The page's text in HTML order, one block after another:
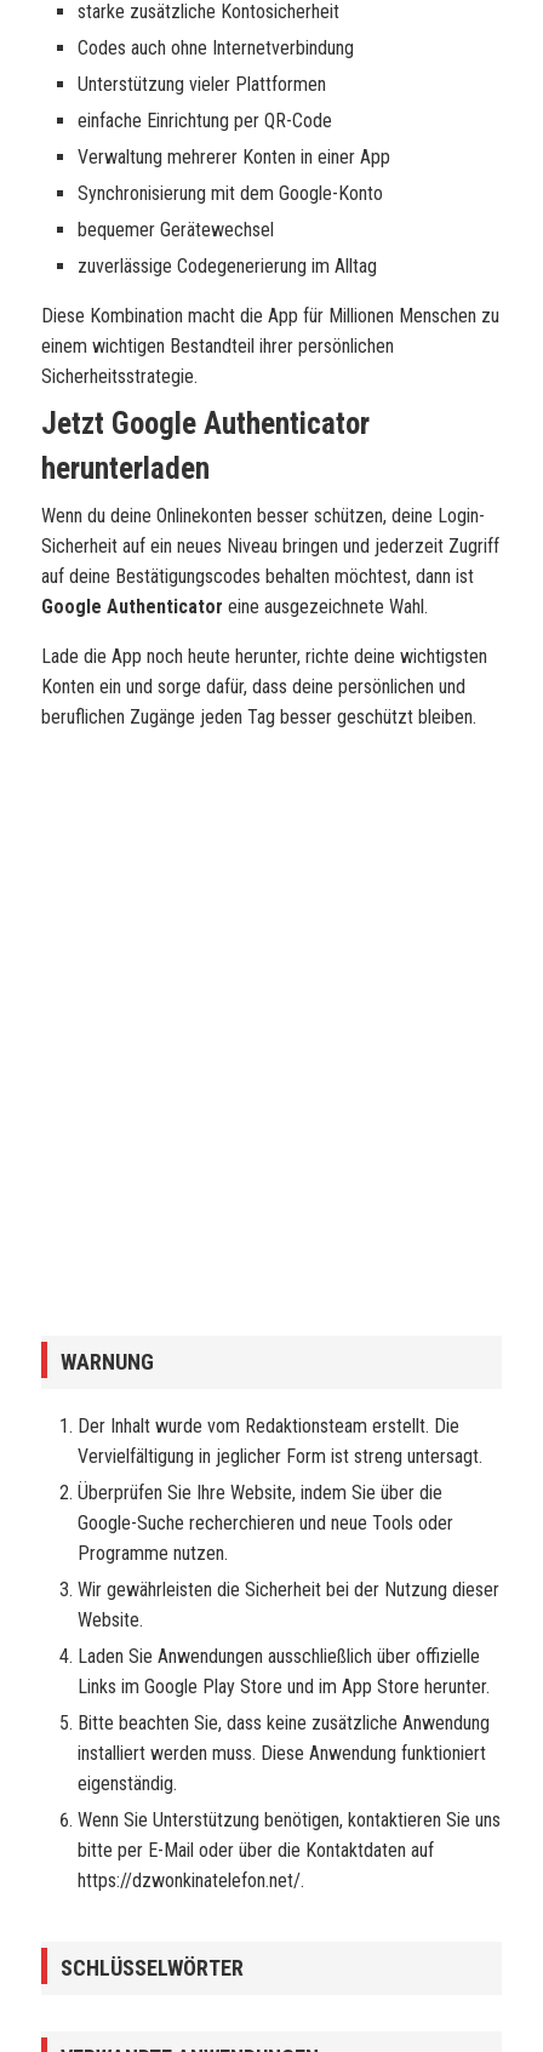
starke zusätzliche Kontosicherheit
Codes auch ohne Internetverbindung
Unterstützung vieler Plattformen
einfache Einrichtung per QR-Code
Verwaltung mehrerer Konten in einer App
Synchronisierung mit dem Google-Konto
bequemer Gerätewechsel
zuverlässige Codegenerierung im Alltag
Diese Kombination macht die App für Millionen Menschen zu
einem wichtigen Bestandteil ihrer persönlichen
Sicherheitsstrategie.
Jetzt Google Authenticator
herunterladen
Wenn du deine Onlinekonten besser schützen, deine Login-
Sicherheit auf ein neues Niveau bringen und jederzeit Zugriff
auf deine Bestätigungscodes behalten möchtest, dann ist
Google Authenticator eine ausgezeichnete Wahl.
Lade die App noch heute herunter, richte deine wichtigsten
Konten ein und sorge dafür, dass deine persönlichen und
beruflichen Zugänge jeden Tag besser geschützt bleiben.
WARNUNG
Der Inhalt wurde vom Redaktionsteam erstellt. Die
Vervielfältigung in jeglicher Form ist streng untersagt.
Überprüfen Sie Ihre Website, indem Sie über die
Google-Suche recherchieren und neue Tools oder
Programme nutzen.
Wir gewährleisten die Sicherheit bei der Nutzung dieser
Website.
Laden Sie Anwendungen ausschließlich über offizielle
Links im Google Play Store und im App Store herunter.
Bitte beachten Sie, dass keine zusätzliche Anwendung
installiert werden muss. Diese Anwendung funktioniert
eigenständig.
Wenn Sie Unterstützung benötigen, kontaktieren Sie uns
bitte per E-Mail oder über die Kontaktdaten auf
https://dzwonkinatelefon.net/.
SCHLÜSSELWÖRTER